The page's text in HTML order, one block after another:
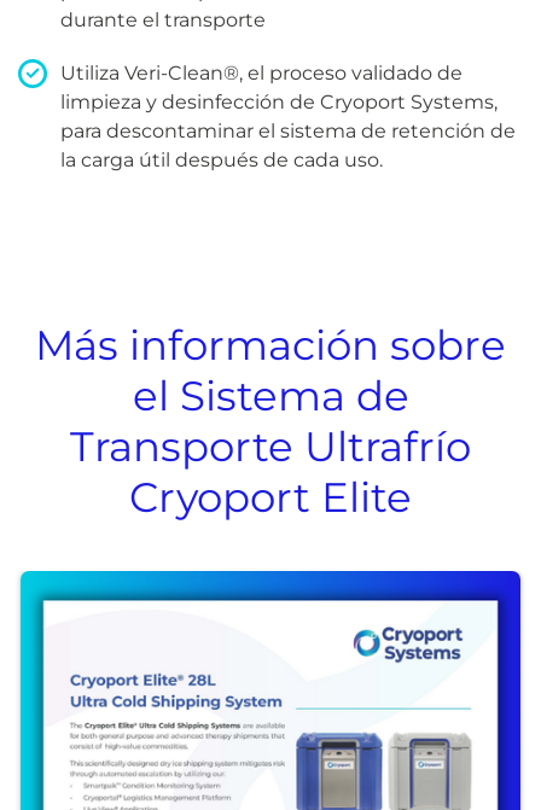
durante el transporte
Utiliza Veri-Clean®, el proceso validado de
limpieza y desinfección de Cryoport Systems,
para descontaminar el sistema de retención de
la carga útil después de cada uso.
Más información sobre
el Sistema de
Transporte Ultrafrío
Cryoport Elite